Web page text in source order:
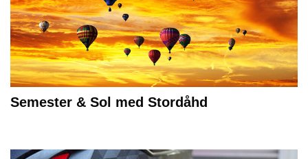
Semester & Sol med Stordåhd